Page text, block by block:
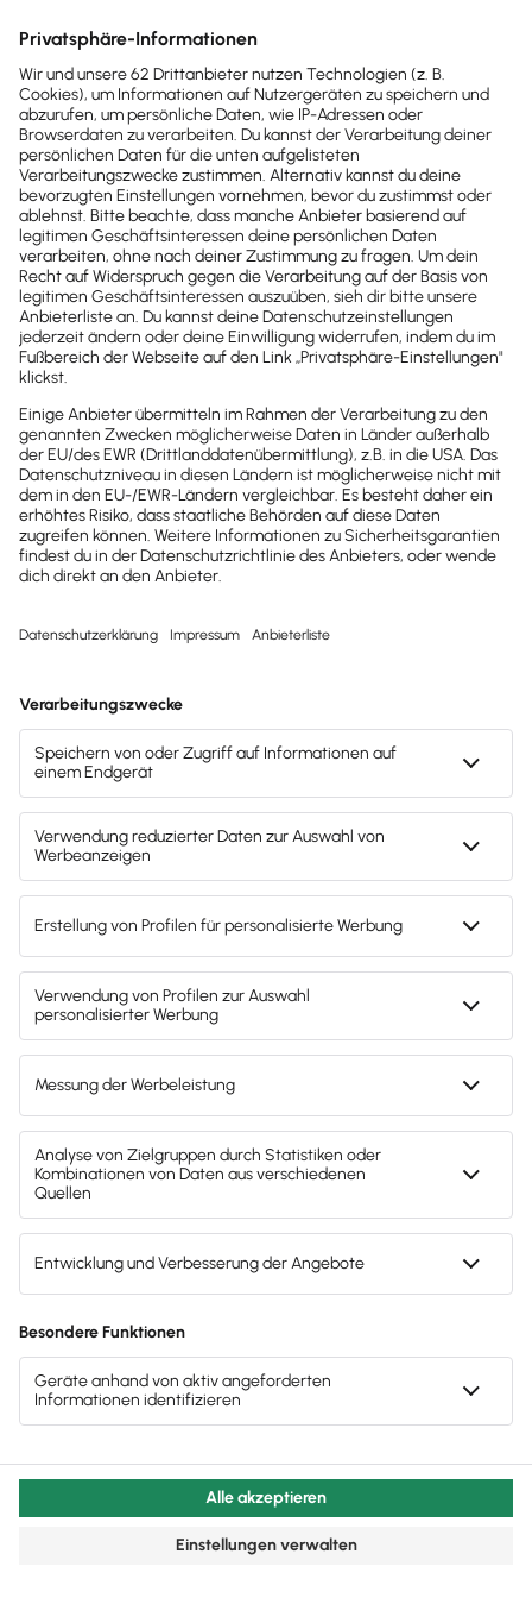
Mehr zum Geschäftskonto für Startups
Freiberufler
Mit dem Lexware Geschäftskonto für Freiberufler
bündelst du Banking, Buchhaltung und Sicherheit in
einer Lösung. So behältst du den Überblick über
deine Finanzen und kannst dich ganz auf deine
Projekte konzentrieren.
Übersichtliche Unterkonten
Richte bis zu vier Unterkonten ein und bilde
oder größere Ausgaben.
Push-Benachrichtigungen in Echtzeit
Kontobewegung und behalte deine Finanzen
Jederzeit Bargeld abheben
Mit der VISA Business Debitkarte hebst du weltweit
flexibel Bargeld ab oder zahlst kontaktlos im Euro-
Raum.
Einfacher Kontowechsel
Wechsle dein Geschäftskonto unkompliziert –
Lexware unterstützt dich bei der sicheren
Übertragung aller Zahlungen und Daten.
Sicherheit & Einlagenschutz
Mit 3D-Secure, Zwei-Faktor-Authentifizierung und
Push-TAN bist du bestens geschützt. Zusätzlich sind
deine Einlagen bis 100.000 € pro Person und Bank
gesetzlich abgesichert.
Flexibel kündbar